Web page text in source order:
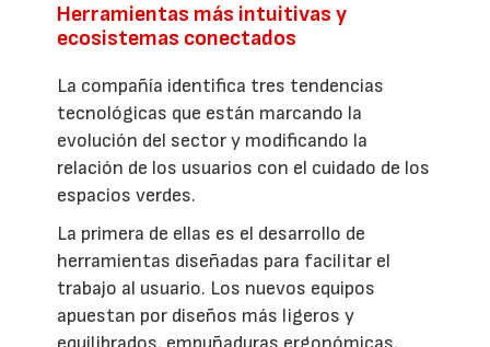
Herramientas más intuitivas y
ecosistemas conectados
La compañía identifica tres tendencias
tecnológicas que están marcando la
evolución del sector y modificando la
relación de los usuarios con el cuidado de los
espacios verdes.
La primera de ellas es el desarrollo de
herramientas diseñadas para facilitar el
trabajo al usuario. Los nuevos equipos
apuestan por diseños más ligeros y